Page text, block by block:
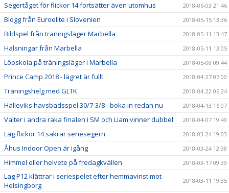
Segertåget för flickor 14 fortsätter även utomhus 2018-06-03 21:46
Blogg från Euroelite i Slovenien 2018-05-15 13:36
Bildspel från träningsläger Marbella 2018-05-11 13:47
Hälsningar från Marbella 2018-05-11 13:05
Löpskola på träningsläger i Marbella 2018-05-08 09:44
Prince Camp 2018 - lägret är fullt 2018-04-27 07:00
Träningshelg med GLTK 2018-04-22 06:24
Hälleviks havsbadsspel 30/7-3/8 - boka in redan nu 2018-04-13 16:07
Valter i andra raka finalen i SM och Liam vinner dubbel 2018-04-07 19:49
Lag flickor 14 säkrar seriesegern 2018-03-24 19:03
Åhus Indoor Open är igång 2018-03-24 12:38
Himmel eller helvete på fredagkvällen 2018-03-17 09:39
Lag P12 klättrar i seriespelet efter hemmavinst mot
Helsingborg
2018-03-11 19:35